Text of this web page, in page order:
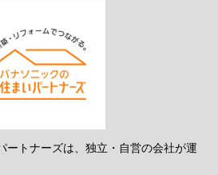
ートナーズは、独立・自営の会社が運